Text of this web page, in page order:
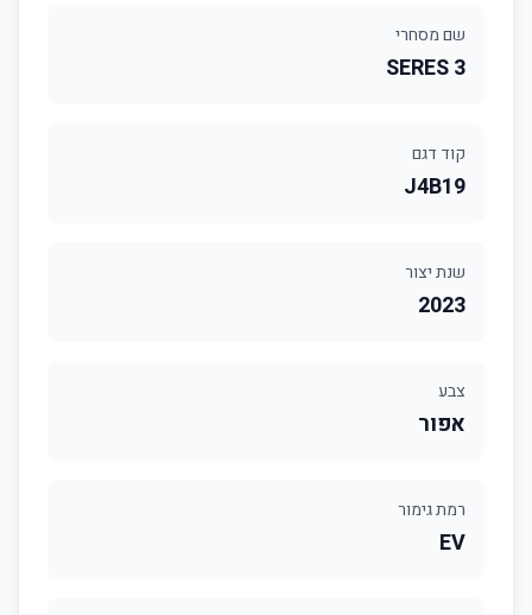
שם מסחרי
SERES 3
קוד דגם
J4B19
שנת יצור
2023
צבע
אפור
רמת גימור
EV